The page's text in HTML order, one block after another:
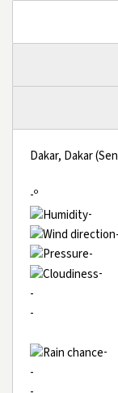
Dakar, Dakar
-º
-
-
-
-
-
-
-
-